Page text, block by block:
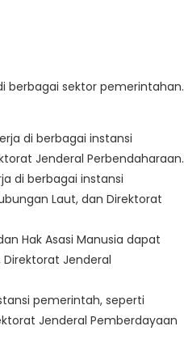
berbagai sektor pemerintahan.
di berbagai instansi
Jenderal Perbendaharaan.
di berbagai instansi
Laut, dan Direktorat
Hak Asasi Manusia dapat
Jenderal
pemerintah, seperti
Jenderal Pemberdayaan